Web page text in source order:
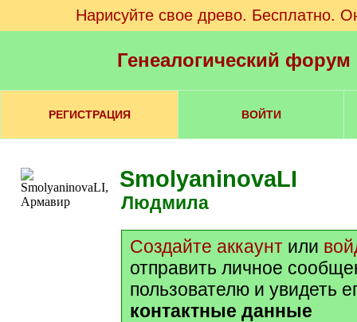
Нарисуйте свое древо. Бесплатно.
Генеалогический
РЕГИСТРАЦИЯ ВОЙТИ
SmolyaninovaLI
Людмила
Создайте аккаунт или
отправить личное
пользователю и увидеть
контактные данные